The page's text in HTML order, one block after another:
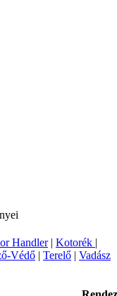
Handler| Kotorék |
Védő | Terelő | Vadász